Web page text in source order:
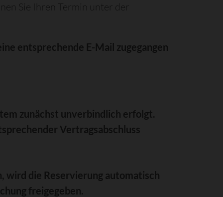
Sie Ihren Termin unter der
entsprechende E-Mail zugegangen
zunächst unverbindlich erfolgt.
Vertragsabschluss
wird die Reservierung automatisch
freigegeben.